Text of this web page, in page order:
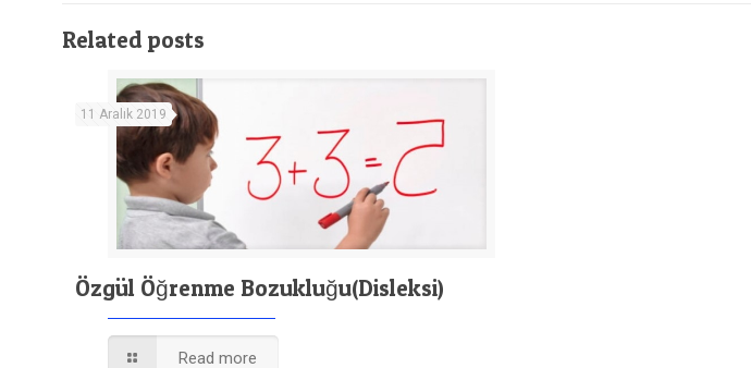
Related posts
11 Aralık 2019
Özgül Öğrenme Bozukluğu(Disleksi)
Read more